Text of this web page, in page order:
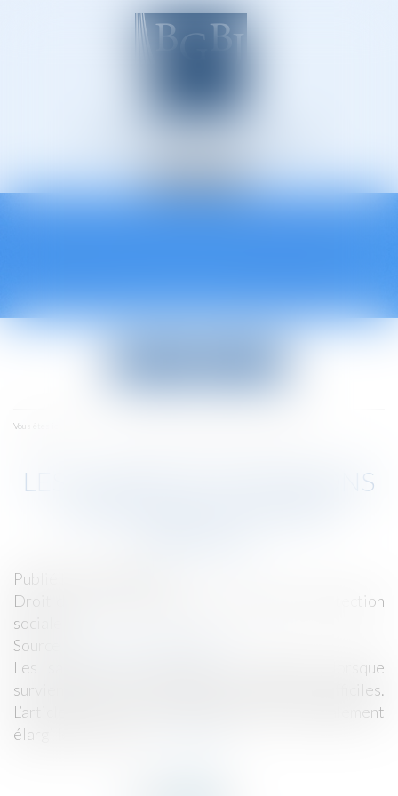
Avocats à Épinal
Vous êtes ici :
LES CONGÉS POUR RAISONS
Publié le :
Droit du travail - Employeurs
Droit de la protection
sociale
Source :
Les salariés sont autorisés à s’absenter lorsque
surviennent certains événements heureux ou difficiles.
L’article 9 de la loi travail d’août 2016 a globalement
élargi leurs droits...